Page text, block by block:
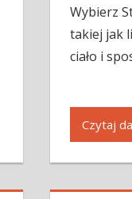
Wybierz
takiej jak
ciało i
Czytaj